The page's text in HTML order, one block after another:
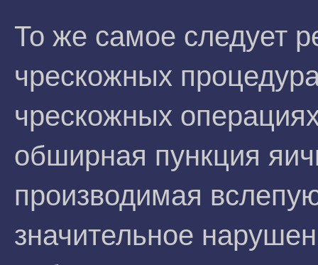
То же самое следует
чрескожных
чрескожных
обширная пункция
производимая
значительное